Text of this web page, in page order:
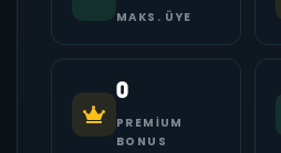
MAKS. ÜYE
0
PREMIUM
BONUS